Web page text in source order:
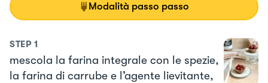
Modalità passo passo
STEP 1
mescola la farina integrale con le spezie,
la farina di carrube e l’agente lievitante,